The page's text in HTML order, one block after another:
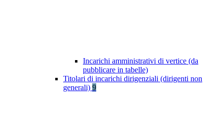
Incarichi amministrativi di vertice (da
pubblicare in tabelle)
Titolari di incarichi dirigenziali (dirigenti non
generali) 9